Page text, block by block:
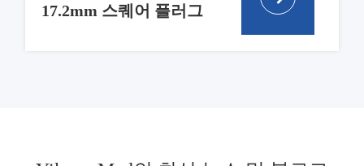
17.2mm 스퀘어 플러그